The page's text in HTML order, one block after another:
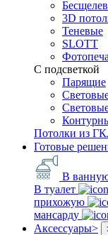
3D
Теневые
SLOTT
С подсветкой
Парящие
Потолки из
Готовые
В
В туалет
прихожую
мансарду
Аксессуары>